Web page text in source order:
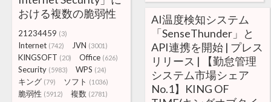
おける複数の脆弱性
21234459 (3)
Internet (742) JVN (3001)
KINGSOFT (20) Office (626)
Security (5983) WPS (24)
キング (79) ソフト (1036)
脆弱性 (5912) 複数 (2781)
AI温度検知システム
「SenseThunder」と
API連携を開始 | プレス
リリース | 【勤怠管理
システム市場シェア
No.1】KING OF